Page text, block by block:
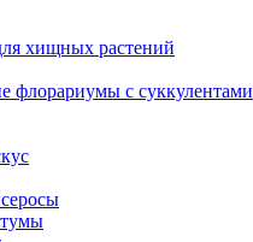
хищных растений
флорариумы с суккулентами